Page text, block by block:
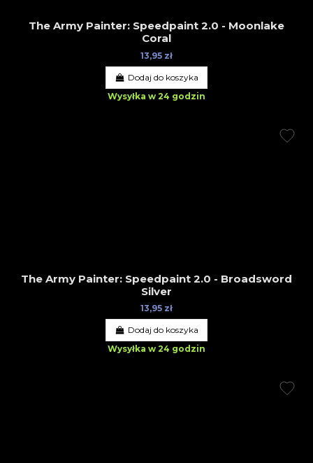
The Army Painter: Speedpaint 2.0 - Moonlake
Coral
13,95 zł
Dodaj do koszyka
Wysyłka w 24 godzin
The Army Painter: Speedpaint 2.0 - Broadsword
Silver
13,95 zł
Dodaj do koszyka
Wysyłka w 24 godzin